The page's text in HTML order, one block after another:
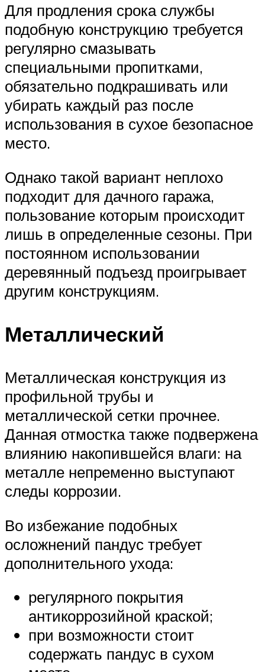
Для продления срока службы
подобную конструкцию требуется
регулярно смазывать
специальными пропитками,
обязательно подкрашивать или
убирать каждый раз после
использования в сухое безопасное
место.
Однако такой вариант неплохо
подходит для дачного гаража,
пользование которым происходит
лишь в определенные сезоны. При
постоянном использовании
деревянный подъезд проигрывает
другим конструкциям.
Металлический
Металлическая конструкция из
профильной трубы и
металлической сетки прочнее.
Данная отмостка также подвержена
влиянию накопившейся влаги: на
металле непременно выступают
следы коррозии.
Во избежание подобных
осложнений пандус требует
дополнительного ухода:
регулярного покрытия
антикоррозийной краской;
при возможности стоит
содержать пандус в сухом